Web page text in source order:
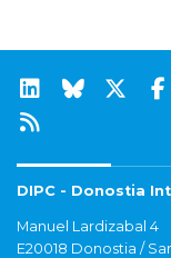
DIPC - Donostia
Manuel Lardizabal 4
E20018 Donostia /